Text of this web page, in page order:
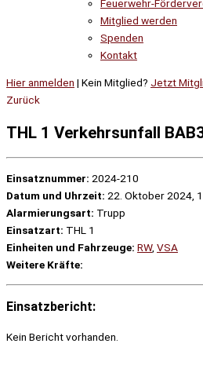
Feuerwehr-
Mitglied werden
Spenden
Kontakt
Hier anmelden | Kein Mitglied? Jetzt
Zurück
THL 1 Verkehrsunfall
Einsatznummer: 2024-210
Datum und Uhrzeit: 22. Oktober 2024,
Alarmierungsart: Trupp
Einsatzart: THL 1
Einheiten und Fahrzeuge: RW, VSA
Weitere Kräfte:
Einsatzbericht:
Kein Bericht vorhanden.